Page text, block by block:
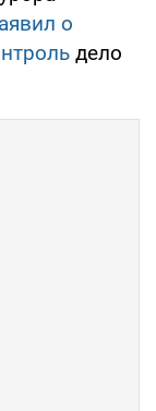
о
дело